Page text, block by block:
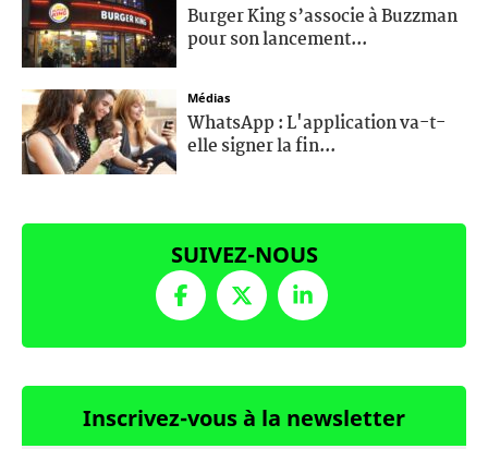
Burger King s’associe à Buzzman
pour son lancement...
Médias
WhatsApp : L'application va-t-
elle signer la fin...
SUIVEZ-NOUS
Inscrivez-vous à la newsletter